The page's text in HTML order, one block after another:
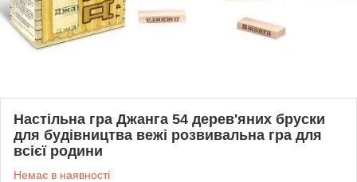
Настільна гра Джанга 54 дерев'яних бруски
для будівництва вежі розвивальна гра для
всієї родини
Немає в наявності